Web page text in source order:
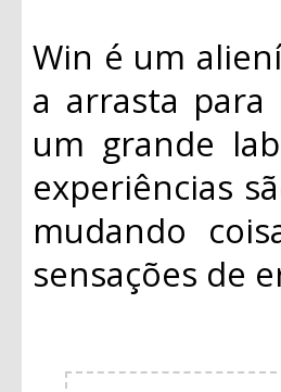
Win é um
a arrasta
um grande
experiências
mudando
sensações de